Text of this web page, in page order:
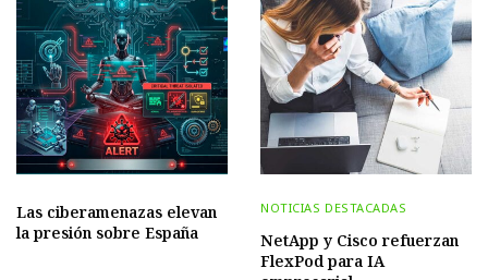
Las ciberamenazas elevan
la presión sobre España
NOTICIAS DESTACADAS
NetApp y Cisco refuerzan
FlexPod para IA